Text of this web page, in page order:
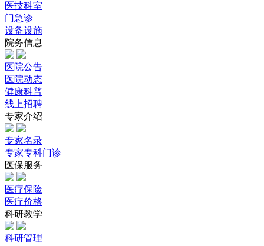
医技科室
门急诊
设备设施
院务信息
医院公告
医院动态
健康科普
线上招聘
专家介绍
专家名录
专家专科门诊
医保服务
医疗保险
医疗价格
科研教学
科研管理